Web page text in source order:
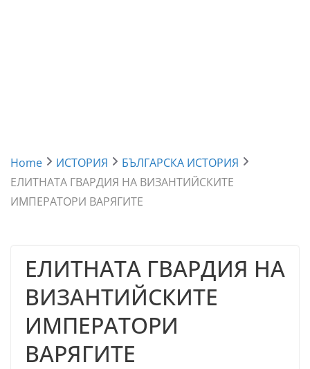
Home ИСТОРИЯ
БЪЛГАРСКА ИСТОРИЯ
ЕЛИТНАТА ГВАРДИЯ НА ВИЗАНТИЙСКИТЕ
ИМПЕРАТОРИ ВАРЯГИТЕ
ЕЛИТНАТА ГВАРДИЯ НА
ВИЗАНТИЙСКИТЕ
ИМПЕРАТОРИ
ВАРЯГИТЕ